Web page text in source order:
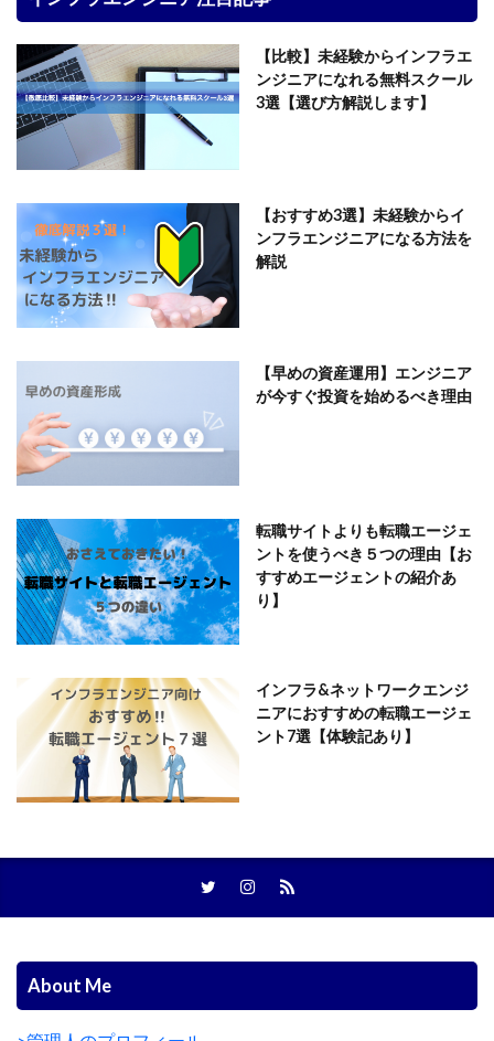
【比較】未経験からインフラエ
ンジニアになれる無料スクール
3選【選び方解説します】
【おすすめ3選】未経験からイ
ンフラエンジニアになる方法を
解説
【早めの資産運用】エンジニア
が今すぐ投資を始めるべき理由
転職サイトよりも転職エージェ
ントを使うべき５つの理由【お
すすめエージェントの紹介あ
り】
インフラ&ネットワークエンジ
ニアにおすすめの転職エージェ
ント7選【体験記あり】
About Me